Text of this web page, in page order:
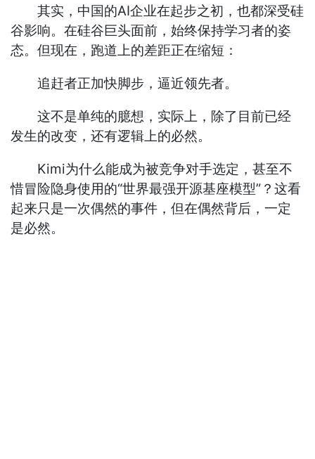
其实，中国的AI企业在起步之初，也都深受硅
谷影响。在硅谷巨头面前，始终保持学习者的姿
态。但现在，跑道上的差距正在缩短：
追赶者正加快脚步，逼近领先者。
这不是单纯的臆想，实际上，除了目前已经
发生的改变，还有逻辑上的必然。
Kimi为什么能成为被竞争对手选定，甚至不
惜冒险隐身使用的“世界最强开源基座模型”？这看
起来只是一次偶然的事件，但在偶然背后，一定
是必然。